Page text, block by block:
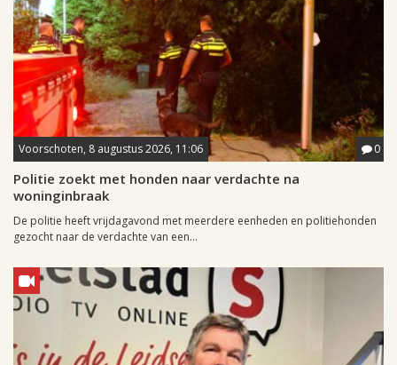
Voorschoten, 8 augustus 2026, 11:06 0
Politie zoekt met honden naar verdachte na
woninginbraak
De politie heeft vrijdagavond met meerdere eenheden en politiehonden
gezocht naar de verdachte van een...